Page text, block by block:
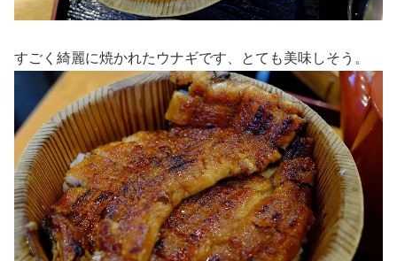
すごく綺麗に焼かれたウナギです、とても美味しそう。